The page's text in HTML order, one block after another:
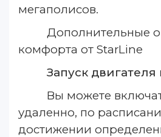
мегаполисов.
Дополнительные
комфорта от StarLine
Запуск
Вы можете
удаленно, по
достижении